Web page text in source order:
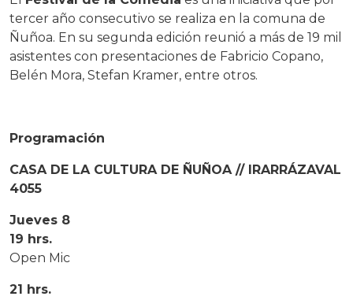
tercer año consecutivo se realiza en la comuna de
Ñuñoa. En su segunda edición reunió a más de 19 mil
asistentes con presentaciones de Fabricio Copano,
Belén Mora, Stefan Kramer, entre otros.
Programación
CASA DE LA CULTURA DE ÑUÑOA // IRARRÁZAVAL
4055
Jueves 8
19 hrs.
Open Mic
21 hrs.